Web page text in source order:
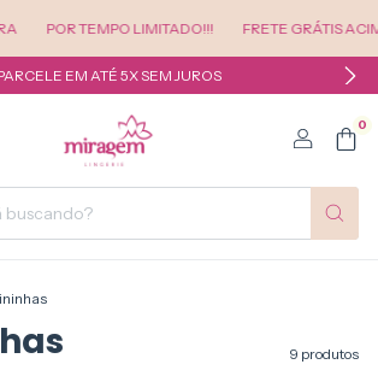
TEMPO LIMITADO!!! FRETE GRÁTIS ACIMA DE
EM ATÉ 5X SEM JUROS
0
9 produtos